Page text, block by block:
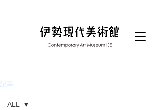
記事
ALL